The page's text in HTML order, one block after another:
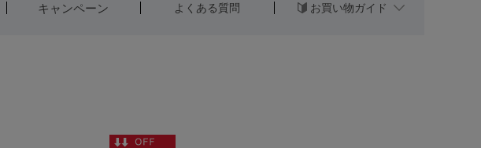
キャンペーン よくある質問 お買い物ガイド